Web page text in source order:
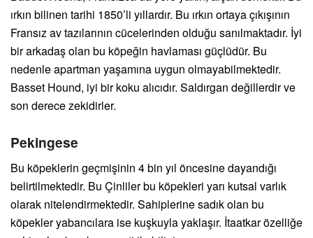
ırkın bilinen tarihi 1850’li yıllardır. Bu ırkın ortaya çıkışının
Fransız av tazılarının cücelerinden olduğu sanılmaktadır. İyi
bir arkadaş olan bu köpeğin havlaması güçlüdür. Bu
nedenle apartman yaşamına uygun olmayabilmektedir.
Basset Hound, iyi bir koku alıcıdır. Saldırgan değillerdir ve
son derece zekidirler.
Pekingese
Bu köpeklerin geçmişinin 4 bin yıl öncesine dayandığı
belirtilmektedir. Bu Çinliler bu köpekleri yarı kutsal varlık
olarak nitelendirmektedir. Sahiplerine sadık olan bu
köpekler yabancılara ise kuşkuyla yaklaşır. İtaatkar özelliğe